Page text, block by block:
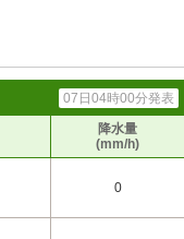
07日04時00分発表
降水量
(mm/h)
0